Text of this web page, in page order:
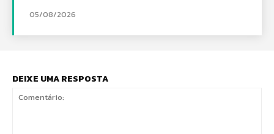
05/08/2026
DEIXE UMA RESPOSTA